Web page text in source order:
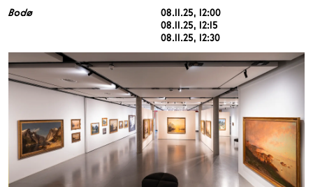
Bodø 08.11.25, 12:00
08.11.25, 12:15
08.11.25, 12:30